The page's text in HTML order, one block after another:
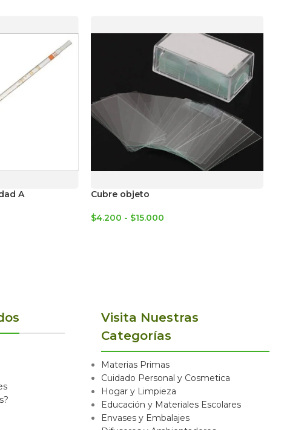
A Cubre objeto
$4.200 - $15.000
Visita Nuestras
Categorías
Materias Primas
Cuidado Personal y Cosmetica
Hogar y Limpieza
Educación y Materiales Escolares
Envases y Embalajes